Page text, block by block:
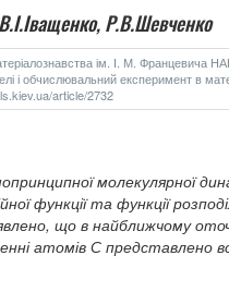
В.І.Іващенко, Р.В.Шевченко
ім. І. М. Францевича
і обчислювальний експеримент в
article/2732
молекулярної
функції та функції
що в найближчому
атомів С представлено